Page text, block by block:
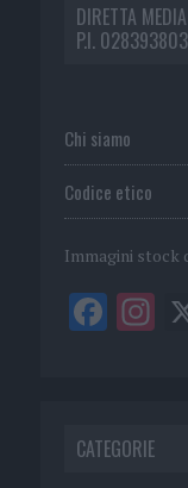
DIRETTA
P.I.
Chi siamo
Codice etico
Immagini stock
CATEGORIE